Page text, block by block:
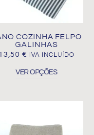
COZINHA FELPO
GALINHAS
13,50€ IVA INCLUÍDO
VER OPÇÕES
options
may
chosen
on
product
has